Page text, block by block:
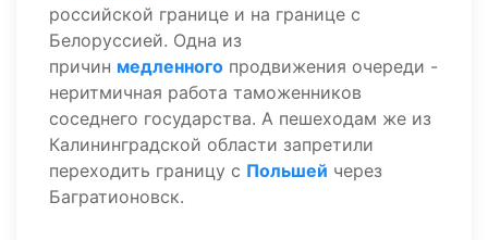
российской границе и на границе с
Белоруссией. Одна из
причин медленного продвижения очереди -
неритмичная работа таможенников
соседнего государства. А пешеходам же из
Калининградской области запретили
переходить границу с Польшей через
Багратионовск.